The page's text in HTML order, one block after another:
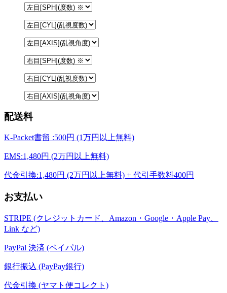
配送料
K-Packet書留 :500円 (1万円以上無料)
EMS:1,480円 (2万円以上無料)
代金引換:1,480円 (2万円以上無料) + 代引手数料400円
お支払い
STRIPE (クレジットカード、Amazon・Google・Apple Pay、
Link など)
PayPal 決済 (ペイパル)
銀行振込 (PayPay銀行)
代金引換 (ヤマト便コレクト)